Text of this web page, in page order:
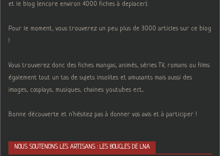
et le blog (encore environ 4000 fiches à deplacer).
Pour le moment, vous trouverez un peu plus de 3000 articles sur ce blog
!
Vous trouverez donc des fiches mangas, animés, séries TV, romans ou films
également tout un tas de sujets insolites et amusants mais aussi des
images, cosplays, musiques, chaines youtubes ect...
Bonne découverte et n'hésitez pas à donner vos avis et à participer !
NOUS SOUTENONS LES ARTISANS : LES BOUCLES DE LNA